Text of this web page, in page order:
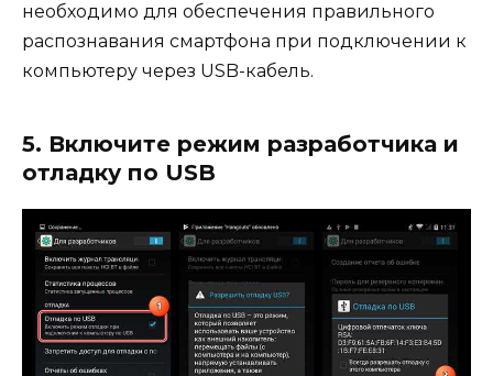
необходимо для обеспечения правильного
распознавания смартфона при подключении к
компьютеру через USB-кабель.
5. Включите режим разработчика и
отладку по USB